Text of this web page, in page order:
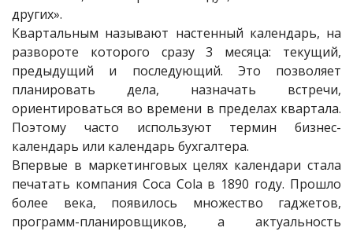
других».
Квартальным называют настенный календарь, на
развороте которого сразу 3 месяца: текущий,
предыдущий и последующий. Это позволяет
планировать дела, назначать встречи,
ориентироваться во времени в пределах квартала.
Поэтому часто используют термин бизнес-
календарь или календарь бухгалтера.
Впервые в маркетинговых целях календари стала
печатать компания Coca Cola в 1890 году. Прошло
более века, появилось множество гаджетов,
программ-планировщиков, а актуальность